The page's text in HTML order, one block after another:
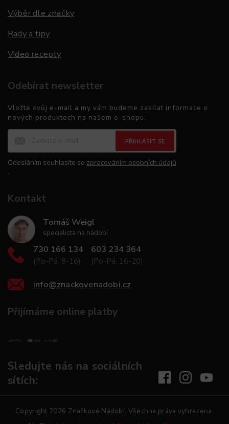
Výběr dle značky
Rady a tipy
Video recepty
Odebírat newsletter
Vložte svůj e-mail a my vám budeme zasílat informace o
nových produktech na našem e-shopu.
PŘIHLÁSIT SE
Odesláním souhlasíte se zpracováním osobních údajů
.
Kontakt
Tomáš Weigl
specialista na nádobí
730 166 134
(Po-Pá, 8-16)
603 234 364
(Po-Pá, 16-20)
info@znackovenadobi.cz
Přijímáme online platby
Sledujte nás na sociálních
sítích:
Copyright 2026 Značkové Nádobí. Všechna práva vyhrazena.